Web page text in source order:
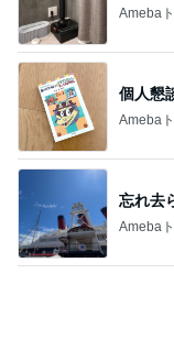
お腹いっぱいになった